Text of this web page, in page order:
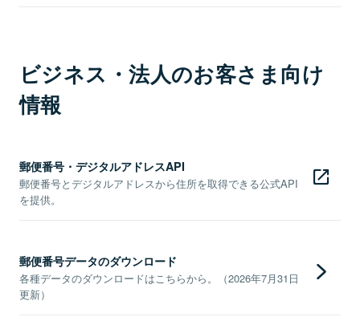
ビジネス・法人のお客さま向け
情報
郵便番号・デジタルアドレスAPI
郵便番号とデジタルアドレスから住所を取得できる公式API
を提供。
郵便番号データのダウンロード
各種データのダウンロードはこちらから。（2026年7月31日
更新）